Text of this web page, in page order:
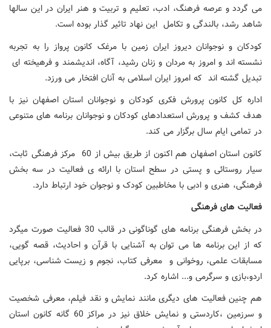
می گردد و عرصه فرهنگ، ادب، تعلیم و تربیت و هنر ایران در این سالها
شاهد رشد، بالندگی و تکامل این نهاد تاثیر گذار بوده است.
کودکان و نوجوانان دیروز ایران زمین با مرغک کانون پرواز را به تجربه
نشسته اند و امروز به مردان و زنان رشید، آگاه، اندیشمند و فرهیخته ای
تبدیل گشته اند که امروز ایران اسلامی به آنان افتخار می ورزد.
اداره کل کانون پرورش فکری کودکان و نوجوانان استان اصفهان نیز با
هدف کشف و پرورش استعدادهای کودکان و نوجوانان برنامه های متنوعی
در تمامی ایام سال برگزار می کند.
کانون استان اصفهان هم اکنون از طریق بیش از 60 مرکز فرهنگی ثابت،
سیار روستائی و پستی در سطح استان با ارائه ی فعالیت در سه بخش
فرهنگی، هنری و ادبی با مخاطبین کودک و نوجوان خود ارتباط دارد.
فعالیت های فرهنگی
در بخش فرهنگی برنامه های گوناگونی در قالب 30 فعالیت صورت میگرد
که از این برنامه ها می توان به آشنایی با قرآن و احادیث، قصه گویی،
مسابقات علمی، روخوانی و معرفی کتاب، نجوم و زیست شناسی، برپایی
اردو،بازی و سرگرمی و... اشاره کرد.
هم چنین فعالیت های دیگری مانند نمایش و نقد فیلم، معرفی شخصیت
و سرزمین ،کاردستی و نمایش خلاق نیز در مراکز 60 گانه کانون استان